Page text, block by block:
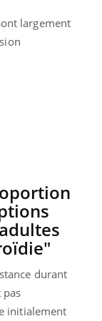
largement
durant
pas
initialement